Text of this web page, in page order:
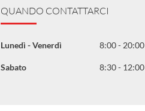
QUANDO CONTATTARCI
Lunedì - Venerdì 8:00 - 20:00
Sabato 8:30 - 12:00